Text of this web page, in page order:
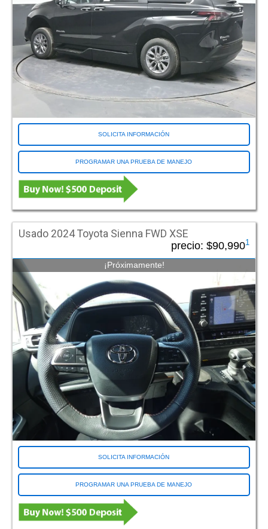
Piloto
ProMaster
Tierra de siena
Silverado 1500
velocista
Town and Country
Transit
Voyager
Color
Azul
De ladrón a policía
Gris azulado
Marrón
Oro
Mocha Java Pearl
Orange
Rojo
Salsa Red Pearl
Plata
Blanco
Marca de conversión
Furgonetas adaptables
BraunAbility
Eldorado
Conversiones FR
Freedom Motors
MV1
SOLICITA INFORMACIÓN
PROGRAMAR UNA PRUEBA DE MANEJO
Usado 2024 Toyota Sienna FWD XSE
precio: $90,9901
¡Próximamente!
SOLICITA INFORMACIÓN
PROGRAMAR UNA PRUEBA DE MANEJO